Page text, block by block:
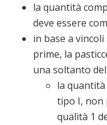
la quantità
deve essere
in base a
prime, la
una soltanto
la
tipo I, non
qualità 1